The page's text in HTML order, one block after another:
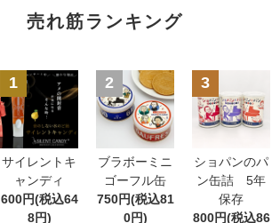
売れ筋ランキング
1
サイレントキ
ャンディ
600円(税込64
8円)
2
ブラボーミニ
ゴーフル缶
750円(税込81
0円)
3
ショパンのパ
ン缶詰 5年
保存
800円(税込86